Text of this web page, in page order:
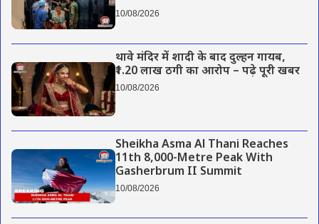
10/08/2026
थावे मंदिर में शादी के बाद दुल्हन गायब,
₹1.20 लाख ठगी का आरोप – पढ़े पूरी खबर
10/08/2026
Sheikha Asma Al Thani Reaches
11th 8,000-Metre Peak With
Gasherbrum II Summit
10/08/2026